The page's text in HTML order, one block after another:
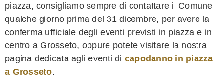
piazza, consigliamo sempre di contattare il Comune
qualche giorno prima del 31 dicembre, per avere la
conferma ufficiale degli eventi previsti in piazza e in
centro a Grosseto, oppure potete visitare la nostra
pagina dedicata agli eventi di capodanno in piazza
a Grosseto.